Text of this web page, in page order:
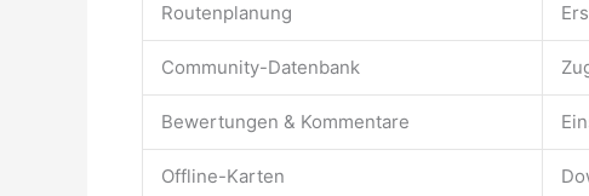
Routenplanung
Community-Datenbank
Bewertungen & Kommentare
Offline-Karten